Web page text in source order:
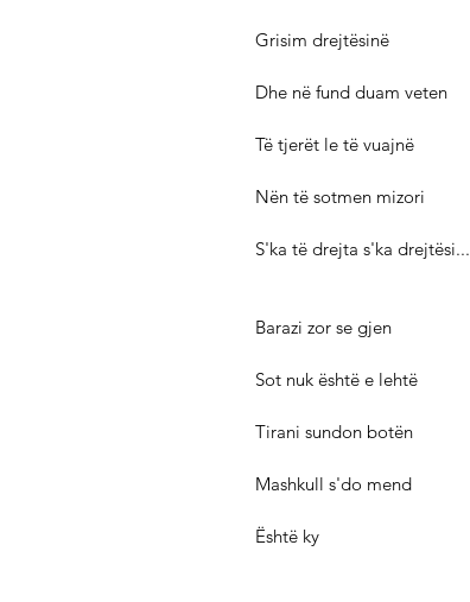
Grisim drejtësinë
Dhe në fund duam veten
Të tjerët le të vuajnë
Nën të sotmen mizori
S'ka të drejta s'ka drejtësi...
Barazi zor se gjen
Sot nuk është e lehtë
Tirani sundon botën
Mashkull s'do mend
Është ky